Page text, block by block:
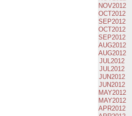
NOV2012
OCT2012
SEP2012
OCT2012
SEP2012
AUG2012
AUG2012
JUL2012
JUL2012
JUN2012
JUN2012
MAY2012
MAY2012
APR2012